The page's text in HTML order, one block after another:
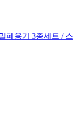
폐용기 3종세트 / 스